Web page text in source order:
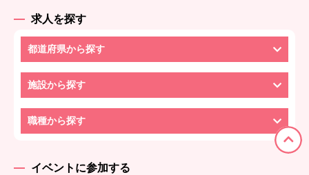
求人を探す
都道府県から探す
施設から探す
職種から探す
イベントに参加する